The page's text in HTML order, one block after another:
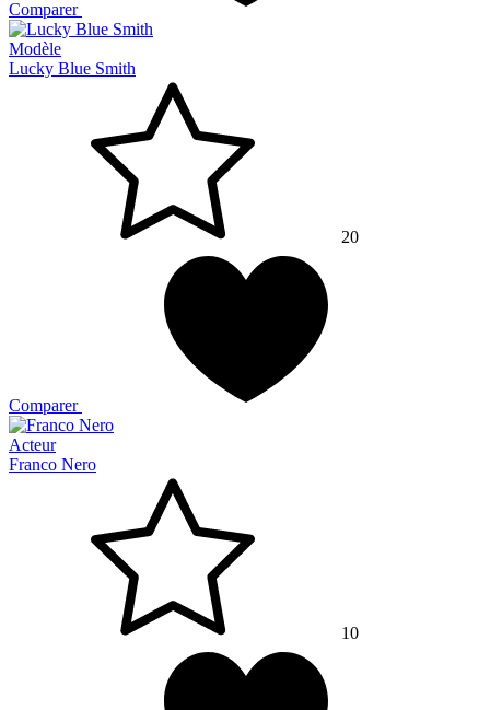
Comparer
Modèle
Lucky Blue Smith
20
Comparer
Acteur
Franco Nero
10